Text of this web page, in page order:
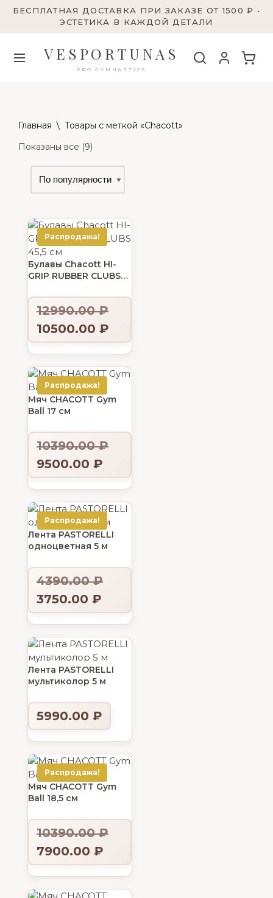
БЕСПЛАТНАЯ ДОСТАВКА ПРИ ЗАКАЗЕ ОТ 1500 ₽ •
ЭСТЕТИКА В КАЖДОЙ ДЕТАЛИ
VESPORTUNAS
PRO GYMNASTICS
Главная \ Товары с меткой «Chacott»
Показаны все (9)
Распродажа!
Булавы Chacott HI-
GRIP RUBBER CLUBS
12990.00₽
10500.00 ₽
Распродажа!
Мяч CHACOTT Gym
Ball 17 см
10390.00₽
9500.00 ₽
Распродажа!
Лента PASTORELLI
одноцветная 5 м
4390.00₽
3750.00 ₽
Лента PASTORELLI
мультиколор 5 м
5990.00 ₽
Распродажа!
Мяч CHACOTT Gym
Ball 18,5 см
10390.00₽
7900.00 ₽